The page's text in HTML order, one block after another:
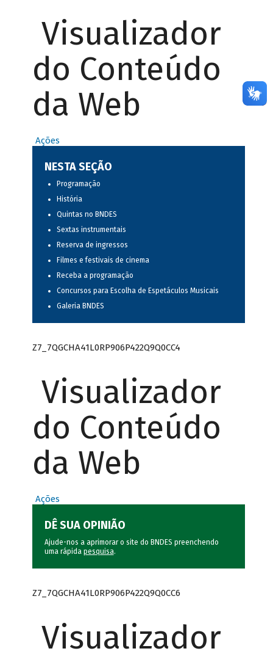
Visualizador
do Conteúdo
da Web
Ações
NESTA SEÇÃO
Programação
História
Quintas no BNDES
Sextas instrumentais
Reserva de ingressos
Filmes e festivais de cinema
Receba a programação
Concursos para Escolha de Espetáculos Musicais
Galeria BNDES
Z7_7QGCHA41L0RP906P422Q9Q0CC4
Visualizador
do Conteúdo
da Web
Ações
DÊ SUA OPINIÃO
Ajude-nos a aprimorar o site do BNDES preenchendo
uma rápida pesquisa.
Z7_7QGCHA41L0RP906P422Q9Q0CC6
Visualizador